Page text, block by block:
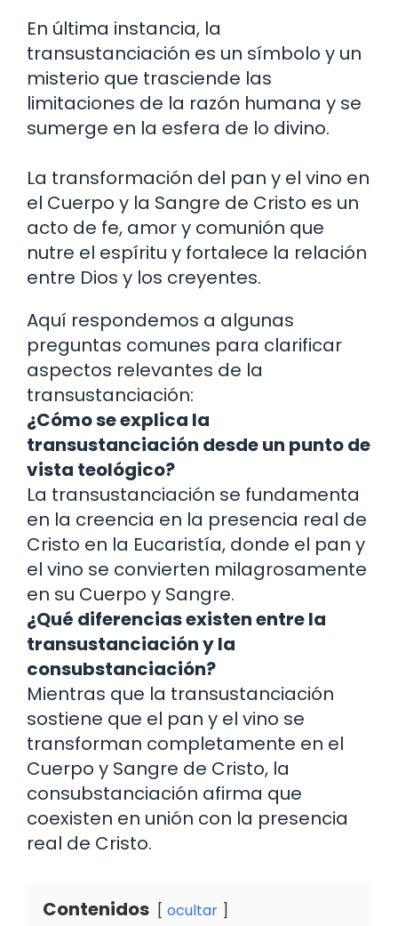
En última instancia, la
transustanciación es un símbolo y un
misterio que trasciende las
limitaciones de la razón humana y se
sumerge en la esfera de lo divino.
La transformación del pan y el vino en
el Cuerpo y la Sangre de Cristo es un
acto de fe, amor y comunión que
nutre el espíritu y fortalece la relación
entre Dios y los creyentes.
Aquí respondemos a algunas
preguntas comunes para clarificar
aspectos relevantes de la
transustanciación:
¿Cómo se explica la
transustanciación desde un punto de
vista teológico?
La transustanciación se fundamenta
en la creencia en la presencia real de
Cristo en la Eucaristía, donde el pan y
el vino se convierten milagrosamente
en su Cuerpo y Sangre.
¿Qué diferencias existen entre la
transustanciación y la
consubstanciación?
Mientras que la transustanciación
sostiene que el pan y el vino se
transforman completamente en el
Cuerpo y Sangre de Cristo, la
consubstanciación afirma que
coexisten en unión con la presencia
real de Cristo.
Contenidos ocultar